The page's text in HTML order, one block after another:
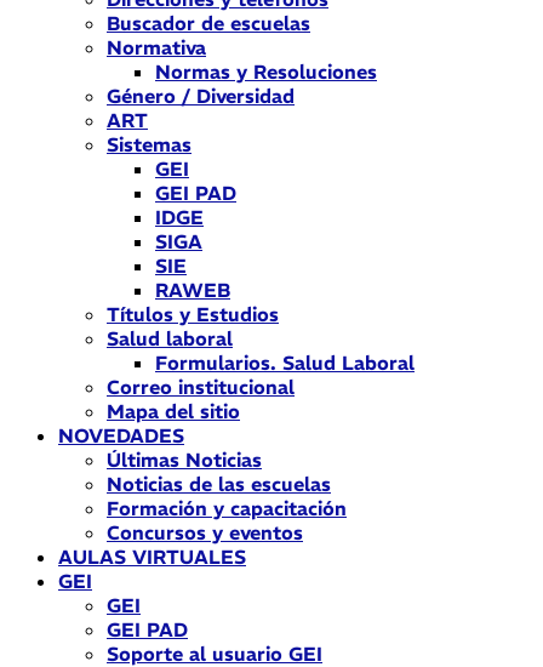
Buscador de escuelas
Normativa
Normas y Resoluciones
Género / Diversidad
ART
Sistemas
GEI
GEI PAD
IDGE
SIGA
SIE
RAWEB
Títulos y Estudios
Salud laboral
Formularios. Salud Laboral
Correo institucional
Mapa del sitio
NOVEDADES
Últimas Noticias
Noticias de las escuelas
Formación y capacitación
Concursos y eventos
AULAS VIRTUALES
GEI
GEI
GEI PAD
Soporte al usuario GEI